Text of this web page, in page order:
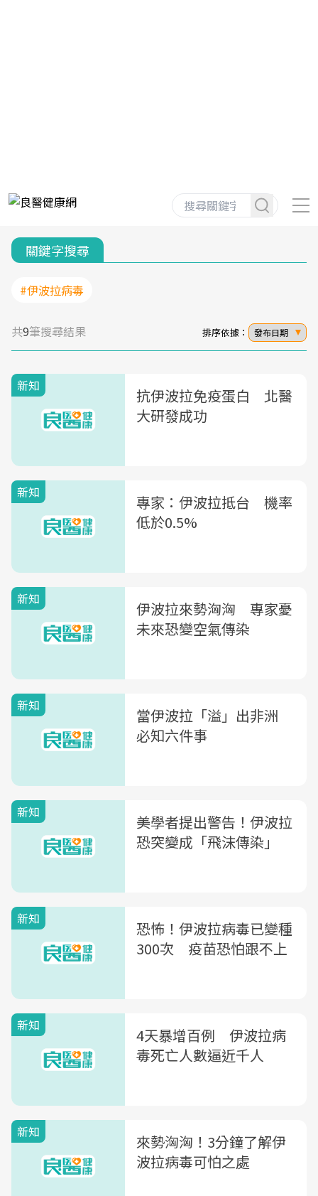
關鍵字搜尋
#伊波拉病毒
共9筆搜尋結果 排序依據： 發布日期
新知
抗伊波拉免疫蛋白 北醫
大研發成功
新知
專家：伊波拉抵台 機率
低於0.5%
新知
伊波拉來勢洶洶 專家憂
未來恐變空氣傳染
新知
當伊波拉「溢」出非洲
必知六件事
新知
美學者提出警告！伊波拉
恐突變成「飛沫傳染」
新知
恐怖！伊波拉病毒已變種
300次 疫苗恐怕跟不上
新知
4天暴增百例 伊波拉病
毒死亡人數逼近千人
新知
來勢洶洶！3分鐘了解伊
波拉病毒可怕之處